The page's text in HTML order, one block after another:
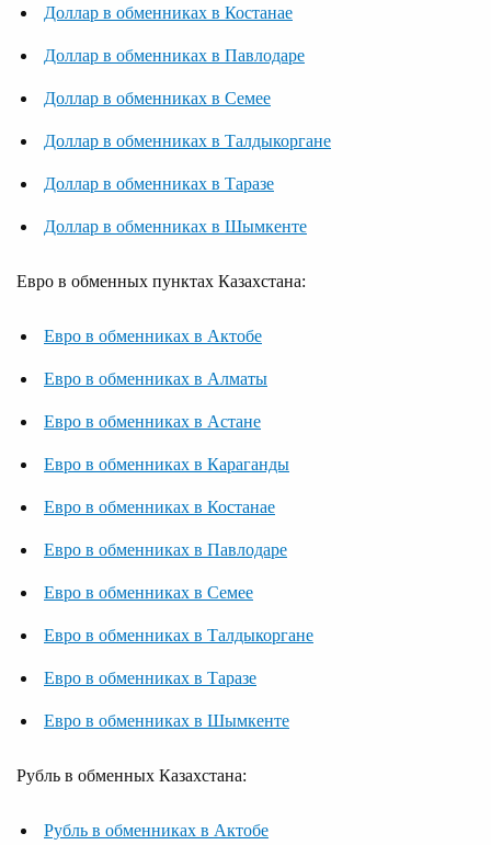
Доллар в обменниках в Костанае
Доллар в обменниках в Павлодаре
Доллар в обменниках в Семее
Доллар в обменниках в Талдыкоргане
Доллар в обменниках в Таразе
Доллар в обменниках в Шымкенте
Евро в обменных пунктах Казахстана:
Евро в обменниках в Актобе
Евро в обменниках в Алматы
Евро в обменниках в Астане
Евро в обменниках в Караганды
Евро в обменниках в Костанае
Евро в обменниках в Павлодаре
Евро в обменниках в Семее
Евро в обменниках в Талдыкоргане
Евро в обменниках в Таразе
Евро в обменниках в Шымкенте
Рубль в обменных Казахстана:
Рубль в обменниках в Актобе